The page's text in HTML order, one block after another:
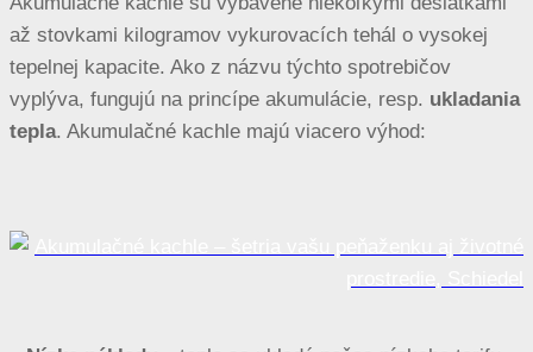
až stovkami kilogramov vykurovacích tehál o vysokej
tepelnej kapacite. Ako z názvu týchto spotrebičov
vyplýva, fungujú na princípe akumulácie, resp. ukladania
tepla. Akumulačné kachle majú viacero výhod: